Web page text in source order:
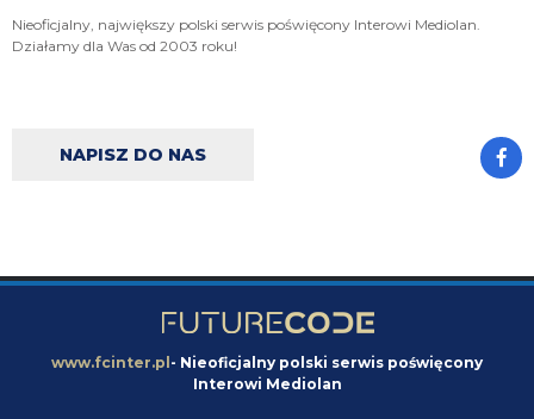
be the one to leave if the right offer arrives. [GDS]
marotta jak się tym zajmował to by taki ruch na jeszcze lepszych warunkach
przeprowadził
09.08.2026 12:56
no skoro Frattesi, Henrique, Pvard nie odchodza to raczej dziwne by bylo
pozyskiwanie wiecej pilkarzy.
Nieoficjalny, największy polski serwis poświęcony Interowi Mediolan.
Działamy dla Was od 2003 roku!
NAPISZ DO NAS
www.fcinter.pl- Nieoficjalny polski serwis poświęcony
Interowi Mediolan